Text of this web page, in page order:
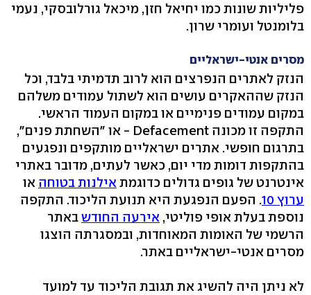
פליליות שונות כמו יחיאל חזן, מיכאל גורלובסקי, נעמי
בלומנטל ועומרי שרון.
מסרים אנטי-ישראליים
הנזק לאתרים הנפרצים הוא לרוב תדמיתי בלבד, וכל
הנזק שההאקרים עושים הוא לשתול עמודים משלהם
במקום עמודים פנימיים או במקום העמוד הראשי.
התקפה זו מכונה Defacement - או "השחתת פנים",
בתרגום חופשי. אתרים ישראליים מותקפים ונפגעים
בהתקפות דומות מדי יום, כאשר לעתים, מדובר באתרי
אינטרנט של גופים גדולים כדוגמתאילנות בטוחה או
ערוץ 10
. הפעם הנפגעת היא תנועת הליכוד. התקפה
נוספת בעלת אופי פוליטי, אירעה החודשבאתר
הרשמי של האומות המאוחדות, ובמסגרתה הוצגו
מסרים אנטי-ישראליים באתר.
לא ניתן היה להשיג את תגובת הליכוד עד למועד